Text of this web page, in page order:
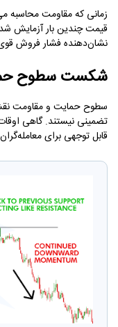
زمانی که مقاومت محاسبه
قیمت چندین بار آزمایش
نشان‌دهنده فشار فروش
شکست سطوح
سطوح حمایت و مقاومت نقش
تضمینی نیستند. گاهی
قابل توجهی برای